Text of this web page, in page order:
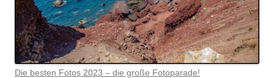
Die besten Fotos 2023 – die große Fotoparade!